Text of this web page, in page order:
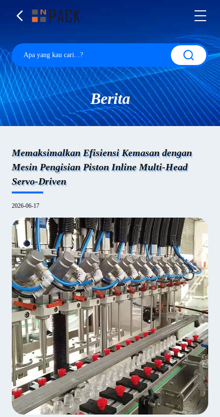
Berita
Memaksimalkan Efisiensi Kemasan dengan
Mesin Pengisian Piston Inline Multi-Head
Servo-Driven
2026-06-17